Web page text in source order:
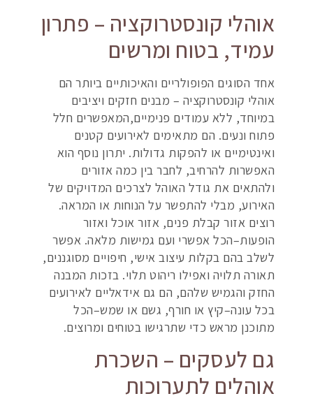
אוהלי קונסטרוקציה – פתרון
עמיד, בטוח ומרשים
אחד הסוגים הפופולריים והאיכותיים ביותר הם
אוהלי קונסטרוקציה – מבנים חזקים ויציבים
במיוחד, ללא עמודים פנימיים,המאפשרים חלל
פתוח ונעים. הם מתאימים לאירועים קטנים
ואינטימיים או להפקות גדולות. יתרון נוסף הוא
האפשרות להרחיב, לחבר בין כמה אזורים
ולהתאים את גודל האוהל לצרכים המדויקים של
האירוע, מבלי להתפשר על הנוחות או המראה.
רוצים אזור קבלת פנים, אזור אוכל ואזור
הופעות–הכל אפשרי ועם גמישות מלאה. אפשר
לשלב בהם בקלות עיצוב אישי, חיפויים מסוגננים,
תאורה תלויה ואפילו ריהוט תלוי. בזכות המבנה
החזק והגמיש שלהם, הם גם אידאליים לאירועים
בכל עונה–קיץ או חורף, גשם או שמש–הכל
מתוכנן מראש כדי שתרגישו בטוחים ומרוצים.
גם לעסקים – השכרת
אוהלים לתערוכות